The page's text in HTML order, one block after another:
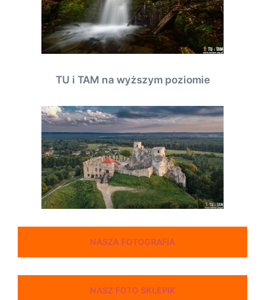
TU i TAM na wyższym poziomie
NASZA FOTOGRAFIA
NASZ FOTO SKLEPIK